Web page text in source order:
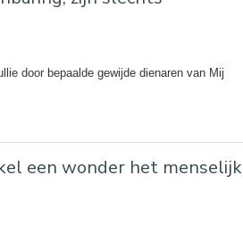
door bepaalde gewijde dienaren van Mij
een wonder het menselijk